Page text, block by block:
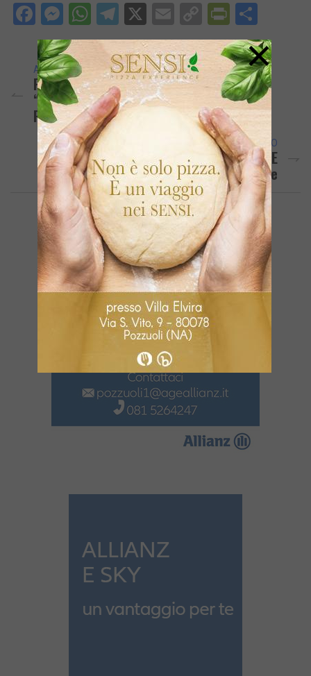
Facebook
Messenger
WhatsApp
Telegram
X EmailCopy
Link
ARTICOLO PRECEDENTE
POZZUOLI/ «Costretti A Usare Sedie Per
“tappare” Le Buche Che Il Comune Di
Pozzuoli Non Vede»
ARTICOLO SUCCESSIVO
Al Bingo Senza Green Pass, Anziana E
Badante Sanzionate
×